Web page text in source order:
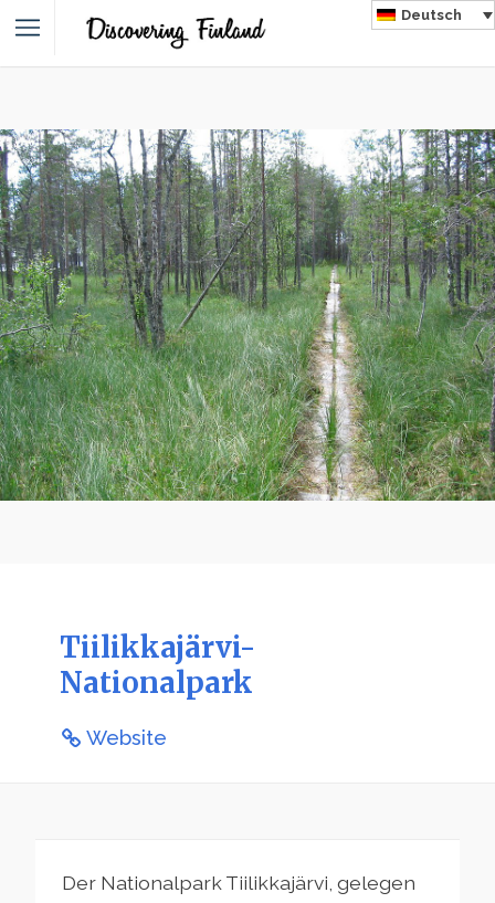
Deutsch
Tiilikkajärvi-
Nationalpark
Website
Der Nationalpark Tiilikkajärvi, gelegen